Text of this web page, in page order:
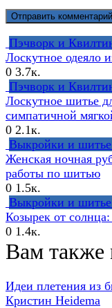
Пэчворк и
Лоскутное одеяло
0 3.7к.
Пэчворк и
Лоскутное шитье
симпатичной
0 2.1к.
Выкройки и
Женская ночная
работы по шитью
0 1.5к.
Выкройки и шитье
Козырек от
0 1.4к.
Вам также
Идеи плетения из
Кристин Heidema